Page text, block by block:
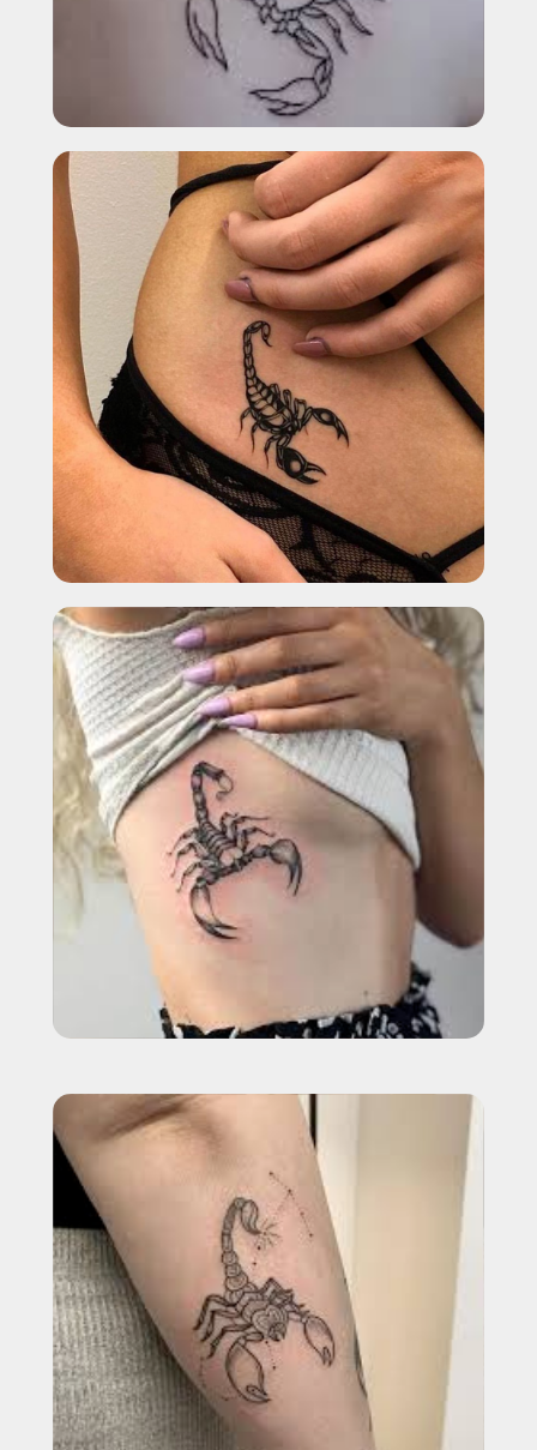
НАЖИМАЯ, ВЫ ДАЕТЕ СОГЛАСИЕ НА ОБРАБОТКУ СВОИХ ПЕРСОНАЛЬНЫХ
ДАННЫХ
СКАЧАТЬ КЕЙСЫ УДАЛЕНИЯ